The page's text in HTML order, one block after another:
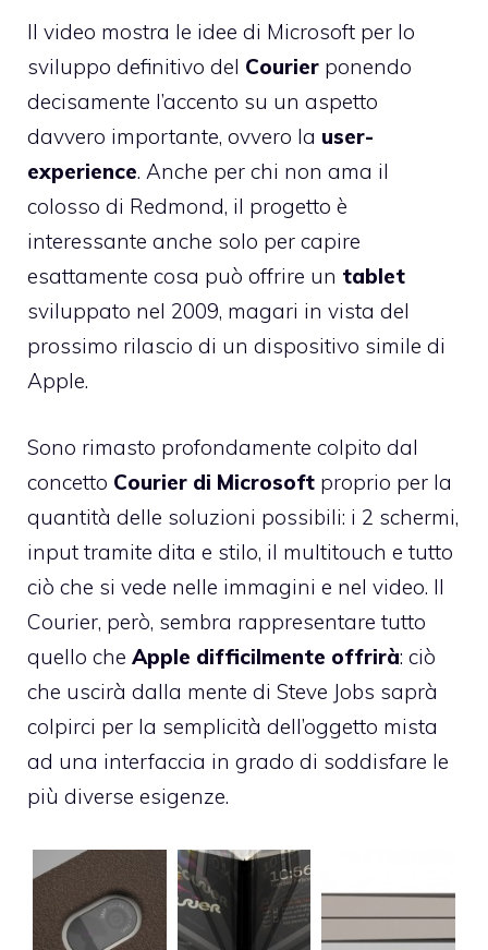
Il video mostra le idee di Microsoft per lo
sviluppo definitivo del Courier ponendo
decisamente l’accento su un aspetto
davvero importante, ovvero la user-
experience. Anche per chi non ama il
colosso di Redmond, il progetto è
interessante anche solo per capire
esattamente cosa può offrire un tablet
sviluppato nel 2009, magari in vista del
prossimo rilascio di un dispositivo simile di
Apple.
Sono rimasto profondamente colpito dal
concetto Courier di Microsoft proprio per la
quantità delle soluzioni possibili: i 2 schermi,
input tramite dita e stilo, il multitouch e tutto
ciò che si vede nelle immagini e nel video. Il
Courier, però, sembra rappresentare tutto
quello che Apple difficilmente offrirà: ciò
che uscirà dalla mente di Steve Jobs saprà
colpirci per la semplicità dell’oggetto mista
ad una interfaccia in grado di soddisfare le
più diverse esigenze.